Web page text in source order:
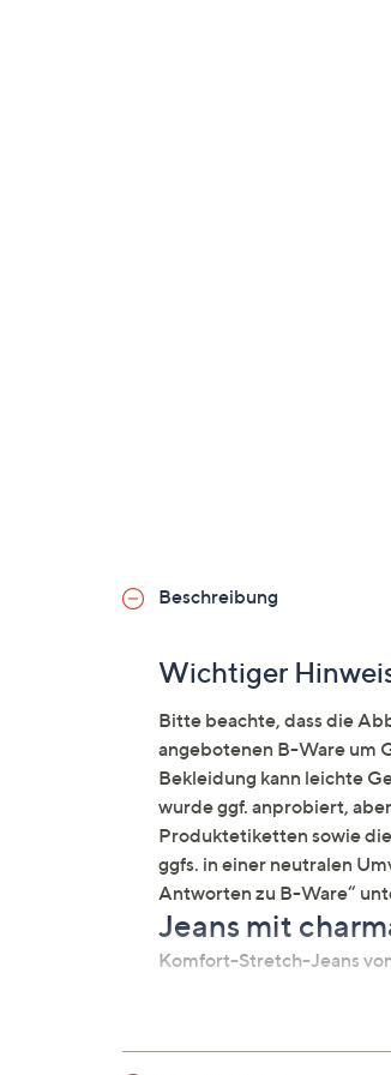
Beschreibung
Wichtiger
Bitte beachte, dass die
angebotenen B-Ware um
Bekleidung kann leichte
wurde ggf. anprobiert,
Produktetiketten sowie
ggfs. in einer neutralen
Antworten zu B-Ware“
Jeans mit
Komfort-Stretch-Jeans